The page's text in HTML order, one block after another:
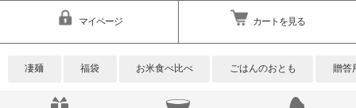
マイページ カートを見る
凄麺 福袋 お米食べ比べ ごはんのおとも 贈答